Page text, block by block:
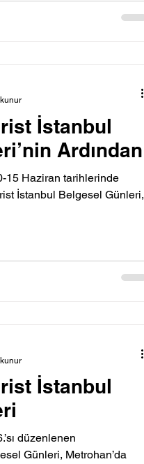
İstanbul
Ardından
15 Haziran tarihlerinde
İstanbul Belgesel Günleri,
İstanbul
düzenlenen
Günleri, Metrohan’da